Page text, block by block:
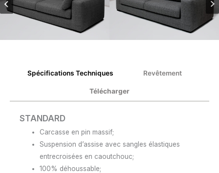
Spécifications Techniques Revêtement
Télécharger
STANDARD
Carcasse en pin massif;
Suspension d’assise avec sangles élastiques
entrecroisées en caoutchouc;
100% déhoussable;